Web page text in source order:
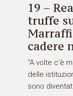
19 –
truffe
cadere
“A volte c’è
delle
sono